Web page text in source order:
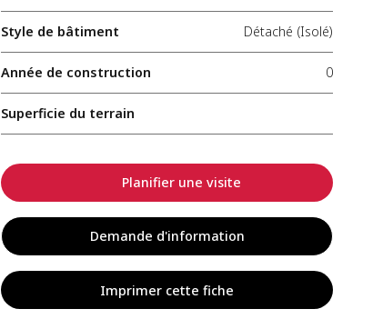
Style de bâtiment Détaché (Isolé)
Année de construction 0
Superficie du terrain
Planifier une visite
Demande d'information
Imprimer cette fiche